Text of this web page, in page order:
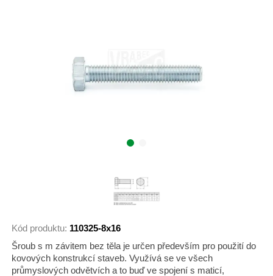
Kód produktu: 110325-8x16
Šroub s m závitem bez těla je určen především pro použití do
kovových konstrukcí staveb. Využívá se ve všech
průmyslových odvětvích a to buď ve spojení s maticí,